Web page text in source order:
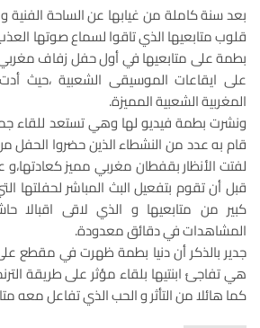
بعد سنة كاملة من غيابها عن الساحة
قلوب متابعيها الذي تاقوا لسماع صوتها
بطمة على متابعيها في أول حفل زفاف
على ايقاعات الموسيقى الشعبية ،حيث
المغربية الشعبية المميزة.
ونشرت بطمة فيديو لها وهي تستعد للقاء
قام به عدد من النشطاء الذين حضروا
لفتت الأنظار بقفطان مغربي مميز كعادتها،و
قبل أن تقوم بتفعيل البث المباشر لحفلتها
كبير من متابعيها و الذي لاقى اقبالا
المشاهدات في دقائق معدودة.
جدير بالذكر أن دنيا بطمة ظهرت في مقطع
هي تفاجئ ابنتيها بلقاء مؤثر على طريقة
كما هائلا من التأثر و الحب الذي تفاعل معه